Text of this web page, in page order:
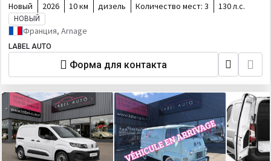
Новый 2026 10 км дизель Количество мест: 3 130 л.с.
НОВЫЙ
Франция, Arnage
LABEL AUTO
Форма для контакта